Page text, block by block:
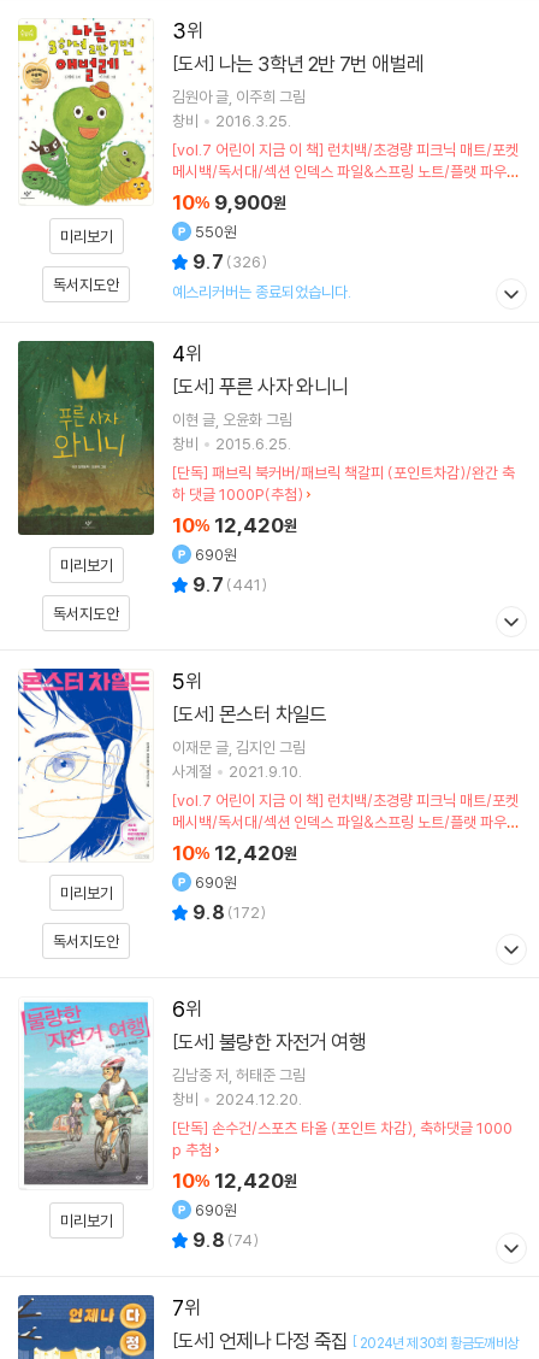
3
미리보기
독서지도안
[도서] 나는 3학년 2반 7번 애벌레
김원아글 이주희 그림
창비
2016.3.25.
[vol.7 어린이 지금 이 책] 런치백/초경량 피크닉 매트/포켓
메시백/독서대/섹션 인덱스 파일&스프링 노트/플랫 파우치
(포인트차감)
10% 9,900원
550원
9.7 (326)
예스리커버는 종료되었습니다.
4
미리보기
독서지도안
[도서] 푸른 사자 와니니
이현 글 오윤화그림
창비
2015.6.25.
[단독] 패브릭 북커버/패브릭 책갈피 (포인트차감)/완간 축
하 댓글 1000P(추첨)
10% 12,420원
690원
9.7 (441)
5
미리보기
독서지도안
[도서] 몬스터 차일드
이재문글 김지인 그림
사계절
2021.9.10.
[vol.7 어린이 지금 이 책] 런치백/초경량 피크닉 매트/포켓
메시백/독서대/섹션 인덱스 파일&스프링 노트/플랫 파우치
(포인트차감)
10% 12,420원
690원
9.8 (172)
6
미리보기
[도서] 불량한 자전거 여행
김남중저 허태준그림
창비
2024.12.20.
[단독] 손수건/스포츠 타올 (포인트 차감), 축하댓글 1000
p 추첨
10% 12,420원
690원
9.8 (74)
7
[도서] 언제나 다정 죽집 [ 2024년 제30회 황금도깨비상